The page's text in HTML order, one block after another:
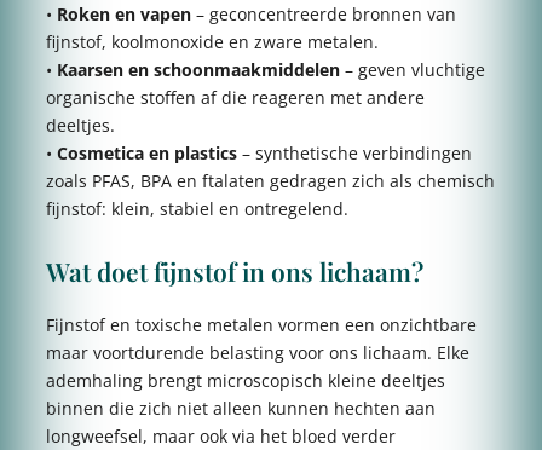
• Roken en vapen – geconcentreerde bronnen van
fijnstof, koolmonoxide en zware metalen.
• Kaarsen en schoonmaakmiddelen – geven vluchtige
organische stoffen af die reageren met andere
deeltjes.
• Cosmetica en plastics – synthetische verbindingen
zoals PFAS, BPA en ftalaten gedragen zich als chemisch
fijnstof: klein, stabiel en ontregelend.
Wat doet fijnstof in ons lichaam?
Fijnstof en toxische metalen vormen een onzichtbare
maar voortdurende belasting voor ons lichaam. Elke
ademhaling brengt microscopisch kleine deeltjes
binnen die zich niet alleen kunnen hechten aan
longweefsel, maar ook via het bloed verder